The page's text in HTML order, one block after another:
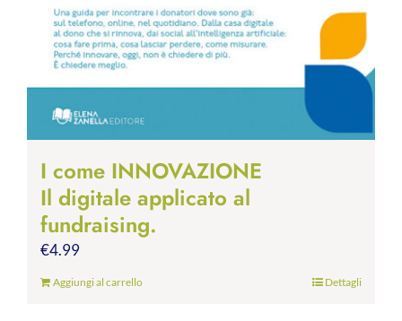
I come INNOVAZIONE
Il digitale applicato al
fundraising.
€4.99
Aggiungi al carrello Dettagli